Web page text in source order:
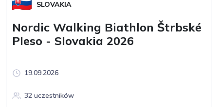
SLOVAKIA
Nordic Walking Biathlon Štrbské
Pleso - Slovakia 2026
19.09.2026
32 uczestników